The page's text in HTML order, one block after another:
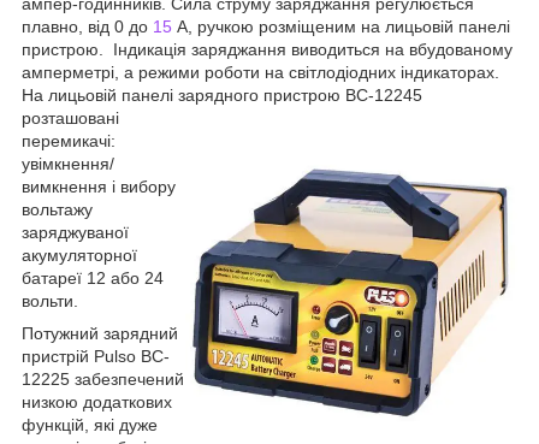
плавно, від 0 до 15 А, ручкою розміщеним на лицьовій панелі
пристрою. Індикація заряджання виводиться на вбудованому
амперметрі, а режими роботи на світлодіодних індикаторах.
На лицьовій панелі зарядного пристрою ВС-12245
розташовані
перемикачі:
увімкнення/
вимкнення і вибору
вольтажу
заряджуваної
акумуляторної
батареї 12 або 24
вольти.
Потужний зарядний
пристрій Pulso BC-
12225 забезпечений
низкою додаткових
функцій, які дуже